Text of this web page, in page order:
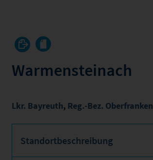
Warmensteinach
Lkr. Bayreuth, Reg.-Bez. Oberfranken
Standortbeschreibung